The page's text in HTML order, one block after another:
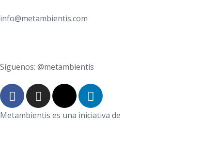
info@metambientis.com
Síguenos: @metambientis
Metambientis es una iniciativa de